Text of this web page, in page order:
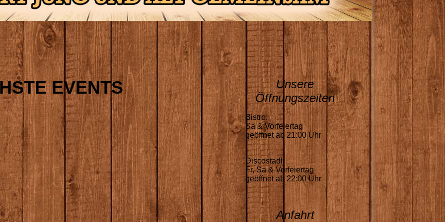
EVENTS
Unsere
Öffnungszeiten
Bistro:
Sa & Vorfeiertag
geöffnet ab 21:00 Uhr
Discostadl:
Fr, Sa & Vorfeiertag
geöffnet ab 22:00 Uhr
Anfahrt